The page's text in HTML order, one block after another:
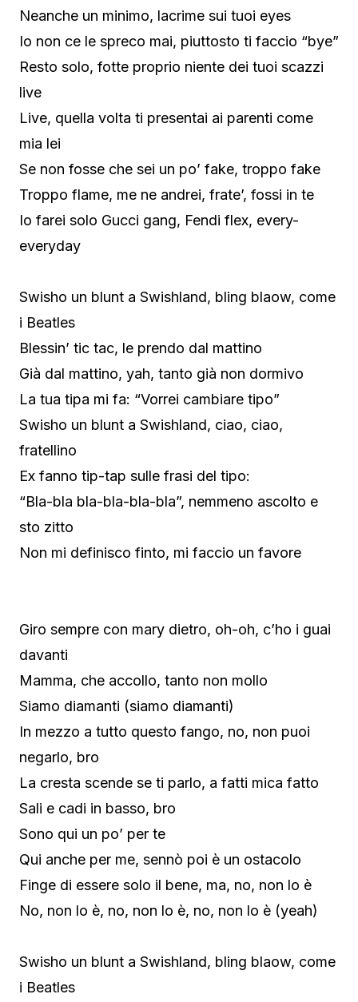
Neanche un minimo, lacrime sui tuoi eyes
Io non ce le spreco mai, piuttosto ti faccio “bye”
Resto solo, fotte proprio niente dei tuoi scazzi
live
Live, quella volta ti presentai ai parenti come
mia lei
Se non fosse che sei un po’ fake, troppo fake
Troppo flame, me ne andrei, frate’, fossi in te
Io farei solo Gucci gang, Fendi flex, every-
everyday
Swisho un blunt a Swishland, bling blaow, come
i Beatles
Blessin’ tic tac, le prendo dal mattino
Già dal mattino, yah, tanto già non dormivo
La tua tipa mi fa: “Vorrei cambiare tipo”
Swisho un blunt a Swishland, ciao, ciao,
fratellino
Ex fanno tip-tap sulle frasi del tipo:
“Bla-bla bla-bla-bla-bla”, nemmeno ascolto e
sto zitto
Non mi definisco finto, mi faccio un favore
Giro sempre con mary dietro, oh-oh, c’ho i guai
davanti
Mamma, che accollo, tanto non mollo
Siamo diamanti (siamo diamanti)
In mezzo a tutto questo fango, no, non puoi
negarlo, bro
La cresta scende se ti parlo, a fatti mica fatto
Sali e cadi in basso, bro
Sono qui un po’ per te
Qui anche per me, sennò poi è un ostacolo
Finge di essere solo il bene, ma, no, non lo è
No, non lo è, no, non lo è, no, non lo è (yeah)
Swisho un blunt a Swishland, bling blaow, come
i Beatles